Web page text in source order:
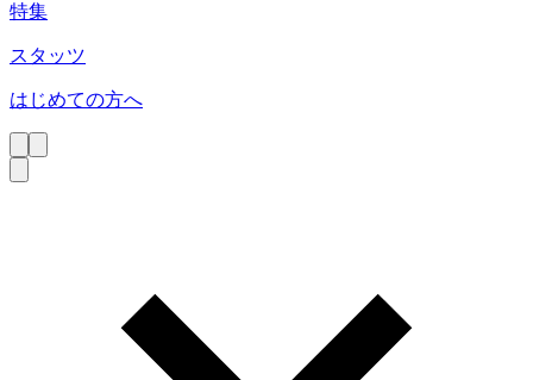
特集
スタッツ
はじめての方へ